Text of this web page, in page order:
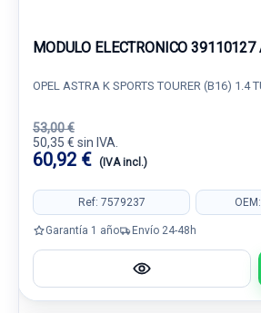
MODULO ELECTRONICO
OPEL ASTRA K SPORTS TOURER (B16) 1.4
53,00 €
50,35 € sin IVA.
60,92 € (IVA incl.)
Ref: 7579237
Garantía 1 año Envío 24-48h